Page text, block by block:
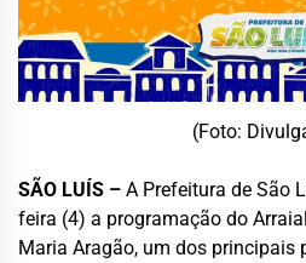
(Foto:
SÃO LUÍS – A Prefeitura de São
feira (4) a programação do
Maria Aragão, um dos principais